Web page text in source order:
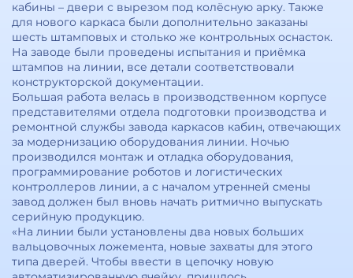
кабины – двери с вырезом под колёсную арку. Также
для нового каркаса были дополнительно заказаны
шесть штамповых и столько же контрольных оснасток.
На заводе были проведены испытания и приёмка
штампов на линии, все детали соответствовали
конструкторской документации.
Большая работа велась в производственном корпусе
представителями отдела подготовки производства и
ремонтной службы завода каркасов кабин, отвечающих
за модернизацию оборудования линии. Ночью
производился монтаж и отладка оборудования,
программирование роботов и логистических
контроллеров линии, а с началом утренней смены
завод должен был вновь начать ритмично выпускать
серийную продукцию.
«На линии были установлены два новых больших
вальцовочных ложемента, новые захваты для этого
типа дверей. Чтобы ввести в цепочку новую